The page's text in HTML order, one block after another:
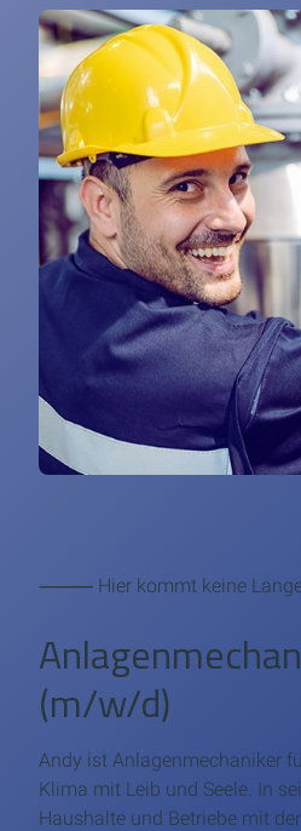
⸻ Hier kommt keine
(m/w/d)
Andy ist Anlagenmechaniker
Klima mit Leib und Seele. In
Haushalte und Betriebe mit